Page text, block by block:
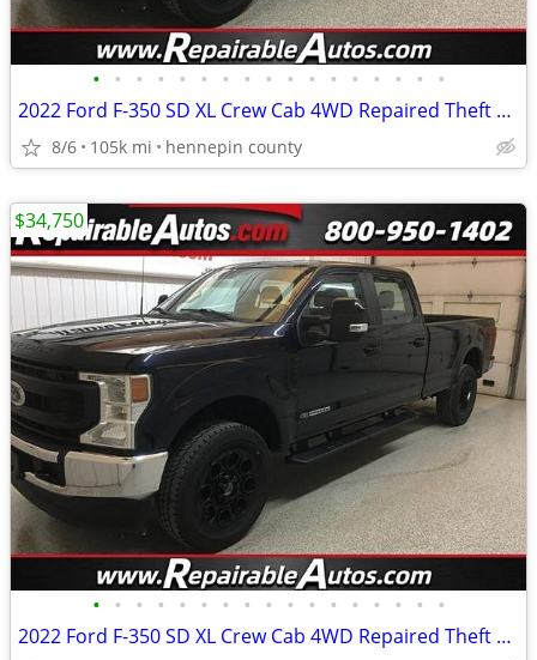
• • • • • • • • • • • • • • • • •
2022 Ford F-350 SD XL Crew Cab 4WD Repaired Theft Damage
8/6 105k mi hennepin county
• • • • • • • • • • • • • • • • •
2022 Ford F-350 SD XL Crew Cab 4WD Repaired Theft Damage
$34,750